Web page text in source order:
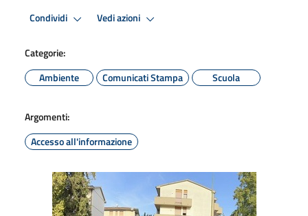
Condividi Vedi azioni
Categorie:
Ambiente
Comunicati Stampa Scuola
Argomenti:
Accesso all'informazione